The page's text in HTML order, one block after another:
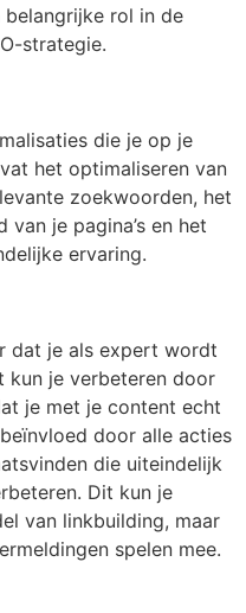
rol in de
strategie.
die je op je
het optimaliseren van
zoekwoorden, het
je pagina’s en het
ervaring.
dat je als expert wordt
kun je verbeteren door
je met je content echt
door alle acties
die uiteindelijk
Dit kun je
van linkbuilding, maar
spelen mee.